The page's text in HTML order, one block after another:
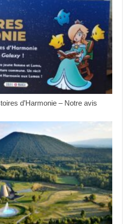
d’Harmonie – Notre avis